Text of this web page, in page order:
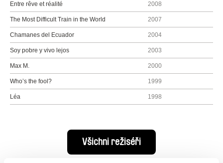
Entre rêve et réalité 2008
The Most Difficult Train in the World 2007
Chamanes del Ecuador 2004
Soy pobre y vivo lejos 2003
Max M. 2000
Who’s the fool? 1999
Léa 1998
Všichni režiséři